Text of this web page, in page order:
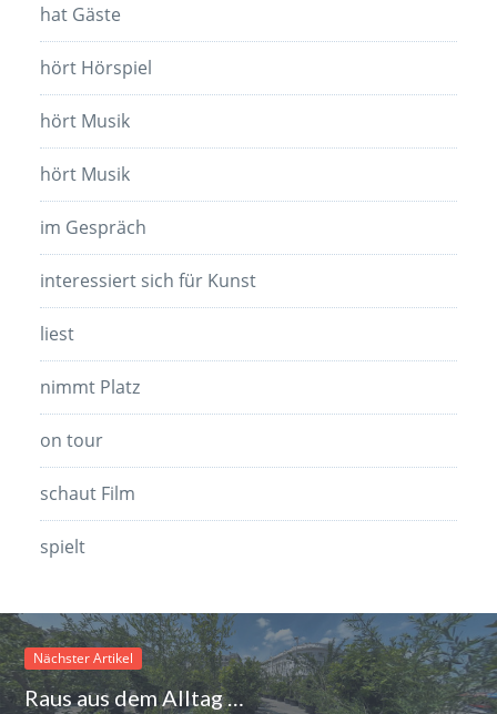
hat Gäste
hört Hörspiel
hört Musik
hört Musik
im Gespräch
interessiert sich für Kunst
liest
nimmt Platz
on tour
schaut Film
spielt
Nächster Artikel
Raus aus dem Alltag …